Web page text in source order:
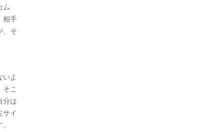
ム
相手
、そ
よ
こ
分は
サイ